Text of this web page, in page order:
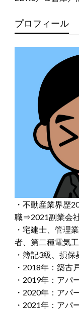
プロフィール
・不動産業界歴
職⇒2021副業会
・宅建士、管理
者、第二種電気
・簿記3級、損保
・2018年：築古
・2019年：アパ
・2020年：アパ
・2021年：アパ